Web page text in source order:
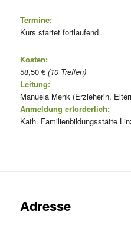
Termine:
Kurs startet fortlaufend
Kosten:
58,50 € (10 Treffen)
Leitung:
Manuela Menk (Erzieherin,
Anmeldung erforderlich:
Kath. Familienbildungsstätte
Adresse